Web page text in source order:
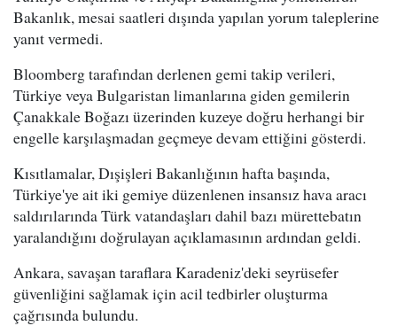
Bakanlık, mesai saatleri dışında yapılan yorum taleplerine
yanıt vermedi.
Bloomberg tarafından derlenen gemi takip verileri,
Türkiye veya Bulgaristan limanlarına giden gemilerin
Çanakkale Boğazı üzerinden kuzeye doğru herhangi bir
engelle karşılaşmadan geçmeye devam ettiğini gösterdi.
Kısıtlamalar, Dışişleri Bakanlığının hafta başında,
Türkiye'ye ait iki gemiye düzenlenen insansız hava aracı
saldırılarında Türk vatandaşları dahil bazı mürettebatın
yaralandığını doğrulayan açıklamasının ardından geldi.
Ankara, savaşan taraflara Karadeniz'deki seyrüsefer
güvenliğini sağlamak için acil tedbirler oluşturma
çağrısında bulundu.